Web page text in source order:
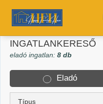
INGATLANKERESŐ
eladó ingatlan:8 db
Eladó